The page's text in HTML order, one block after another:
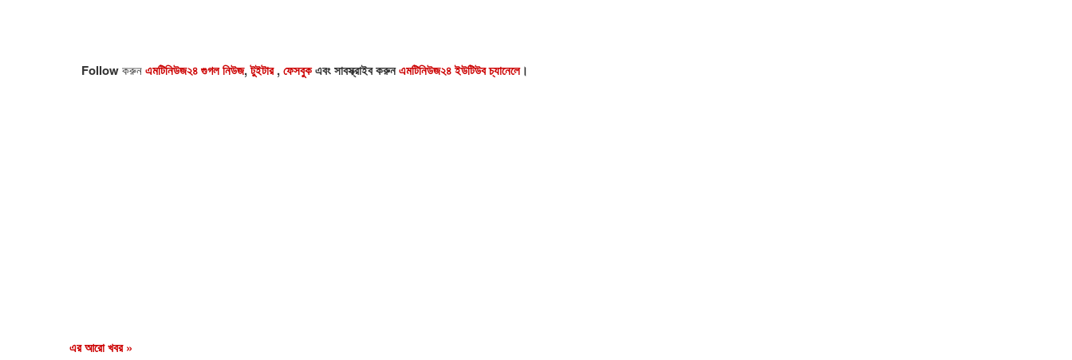
Followকরুনএমটিনিউজ২৪ গুগল নিউজ,টুইটার,ফেসবুকএবং সাবস্ক্রাইব করুনএমটিনিউজ২৪ ইউটিউব চ্যানেলে।
এর আরো খবর »